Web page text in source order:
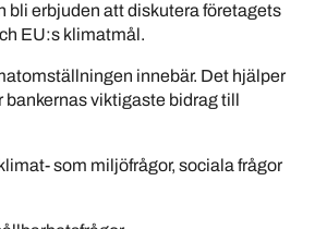
bli erbjuden att diskutera företagets
EU:s klimatmål.
innebär. Det hjälper
viktigaste bidrag till
som miljöfrågor, sociala frågor